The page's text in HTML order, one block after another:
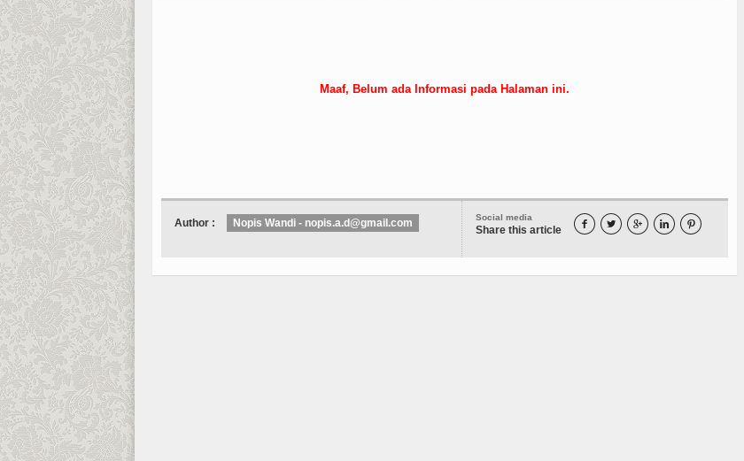
Maaf, Belum ada Informasi pada Halaman ini.
Social media
Share this article     
Author : Nopis Wandi - nopis.a.d@gmail.com